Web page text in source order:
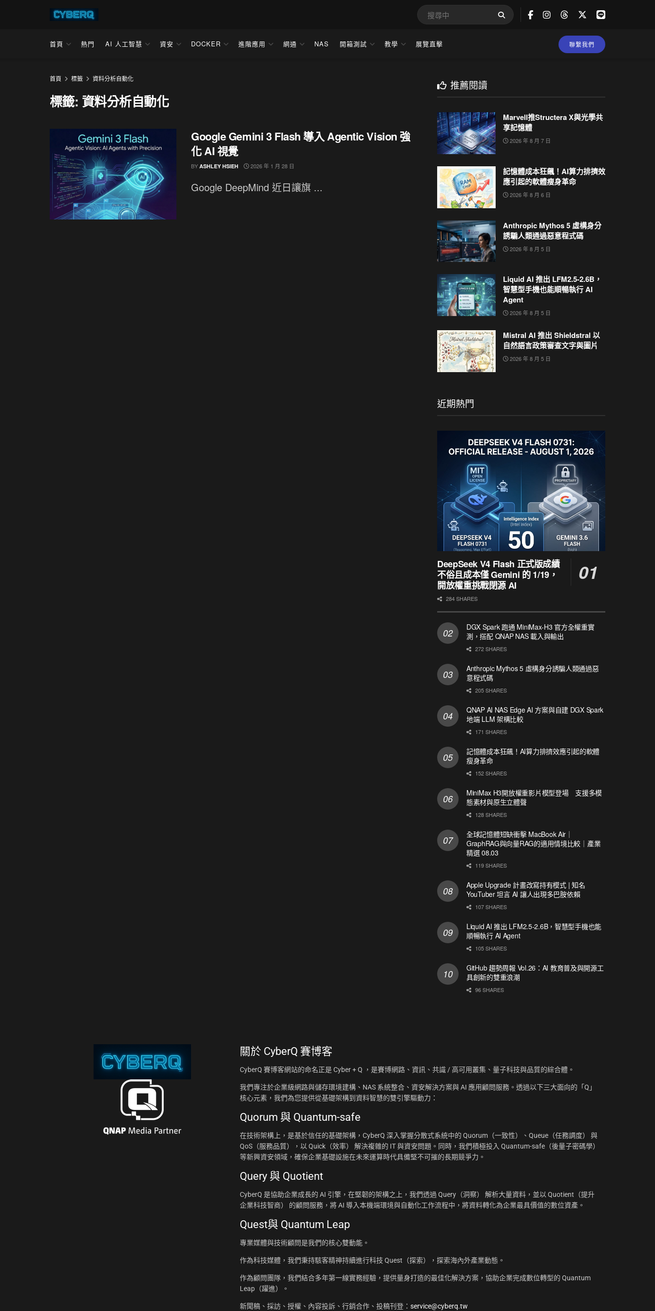
首頁 熱門 AI 人工智慧 資安 DOCKER 進階應用 網通 NAS 開箱測試 教學 展覽直擊 聯繫我們
首頁 標籤 資料分析自動化
標籤: 資料分析自動化
Google Gemini 3 Flash 導入 Agentic Vision 強
化 AI 視覺
BY ASHLEY HSIEH 2026 年 1 月 28 日
Google DeepMind 近日讓旗 ...
推薦閱讀
Marvell推Structera X與光學共
享記憶體
2026 年 8 月 7 日
記憶體成本狂飆！AI算力排擠效
應引起的軟體瘦身革命
2026 年 8 月 6 日
Anthropic Mythos 5 虛構身分
誘騙人類通過惡意程式碼
2026 年 8 月 5 日
Liquid AI 推出 LFM2.5-2.6B，
智慧型手機也能順暢執行 AI
Agent
2026 年 8 月 5 日
Mistral AI 推出 Shieldstral 以
自然語言政策審查文字與圖片
2026 年 8 月 5 日
近期熱門
DeepSeek V4 Flash 正式版成績
不俗且成本僅 Gemini 的 1/19，
開放權重挑戰閉源 AI
284 SHARES
DGX Spark 跑通 MiniMax-H3 官方全權重實
測，搭配 QNAP NAS 載入與輸出
272 SHARES
Anthropic Mythos 5 虛構身分誘騙人類通過惡
意程式碼
205 SHARES
QNAP AI NAS Edge AI 方案與自建 DGX Spark
地端 LLM 架構比較
171 SHARES
記憶體成本狂飆！AI算力排擠效應引起的軟體
瘦身革命
152 SHARES
MiniMax H3開放權重影片模型登場 支援多模
態素材與原生立體聲
128 SHARES
全球記憶體短缺衝擊 MacBook Air｜
GraphRAG與向量RAG的適用情境比較｜產業
精選 08.03
119 SHARES
Apple Upgrade 計畫改寫持有模式 | 知名
YouTuber 坦言 AI 讓人出現多巴胺依賴
107 SHARES
Liquid AI 推出 LFM2.5-2.6B，智慧型手機也能
順暢執行 AI Agent
105 SHARES
GitHub 趨勢周報 Vol.26：AI 教育普及與開源工
具創新的雙重浪潮
96 SHARES
關於 CyberQ 賽博客
CyberQ 賽博客網站的命名正是 Cyber + Q ，是賽博網路、資訊、共識 / 高可用叢集、量子科技與品質的綜合體。
我們專注於企業級網路與儲存環境建構、NAS 系統整合、資安解決方案與 AI 應用顧問服務。透過以下三大面向的「Q」
核心元素，我們為您提供從基礎架構到資料智慧的雙引擎驅動力：
Quorum 與 Quantum-safe
在技術架構上，是基於信任的基礎架構，CyberQ 深入掌握分散式系統中的 Quorum（一致性）、Queue（任務調度） 與
QoS（服務品質），以 Quick（效率） 解決複雜的 IT 與資安問題。同時，我們積極投入 Quantum-safe（後量子密碼學）
等新興資安領域，確保企業基礎設施在未來運算時代具備堅不可摧的長期競爭力。
Query 與 Quotient
CyberQ 是協助企業成長的 AI 引擎，在堅韌的架構之上，我們透過 Query（洞察） 解析大量資料，並以 Quotient（提升
企業科技智商） 的顧問服務，將 AI 導入本機端環境與自動化工作流程中，將資料轉化為企業最具價值的數位資產。
Quest與 Quantum Leap
專業媒體與技術顧問是我們的核心雙動能。
作為科技媒體，我們秉持駭客精神持續進行科技 Quest（探索），探索海內外產業動態。
作為顧問團隊，我們結合多年第一線實務經驗，提供量身打造的最佳化解決方案，協助企業完成數位轉型的 Quantum
Leap（躍進）。
新聞稿、採訪、授權、內容投訴、行銷合作、投稿刊登： service@cyberq.tw